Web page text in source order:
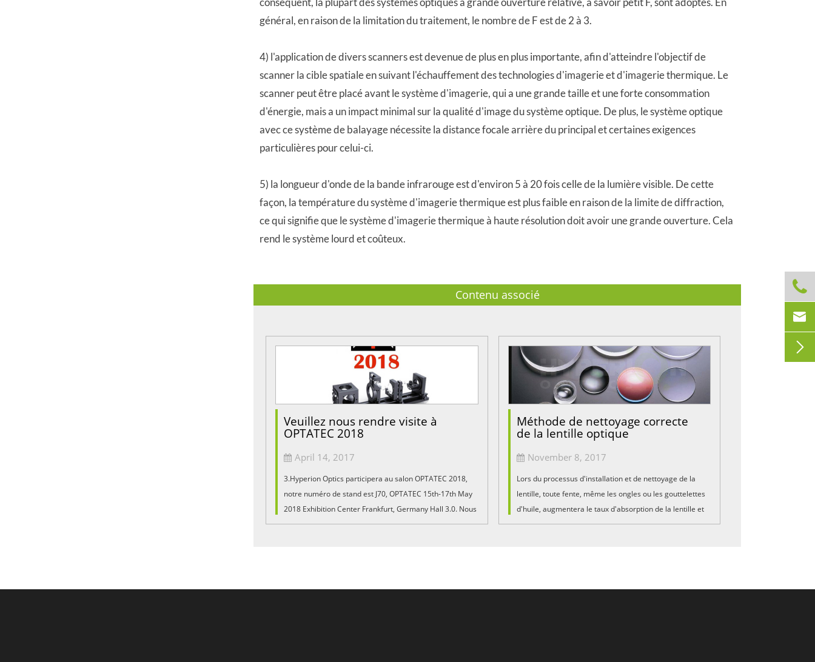
général, en raison de la limitation du traitement, le nombre de F est de 2 à 3.
4) l'application de divers scanners est devenue de plus en plus importante, afin d'atteindre l'objectif de
scanner la cible spatiale en suivant l'échauffement des technologies d'imagerie et d'imagerie thermique. Le
scanner peut être placé avant le système d'imagerie, qui a une grande taille et une forte consommation
d'énergie, mais a un impact minimal sur la qualité d'image du système optique. De plus, le système optique
avec ce système de balayage nécessite la distance focale arrière du principal et certaines exigences
particulières pour celui-ci.
5) la longueur d'onde de la bande infrarouge est d'environ 5 à 20 fois celle de la lumière visible. De cette
façon, la température du système d'imagerie thermique est plus faible en raison de la limite de diffraction,
ce qui signifie que le système d'imagerie thermique à haute résolution doit avoir une grande ouverture. Cela
rend le système lourd et coûteux.
Contenu associé
Veuillez nous rendre visite à
OPTATEC 2018
April 14, 2017
3.Hyperion Optics participera au salon OPTATEC 2018,
notre numéro de stand est J70, OPTATEC 15th-17th May
2018 Exhibition Center Frankfurt, Germany Hall 3.0. Nous
nous réjouissons de vous rencontrer au salon.
Méthode de nettoyage correcte
de la lentille optique
November 8, 2017
Lors du processus d'installation et de nettoyage de la
lentille, toute fente, même les ongles ou les gouttelettes
d'huile, augmentera le taux d'absorption de la lentille et
réduira la durée de vie. Par conséquent, la suite...


